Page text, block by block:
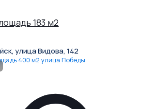
183 м2
улица Видова, 142